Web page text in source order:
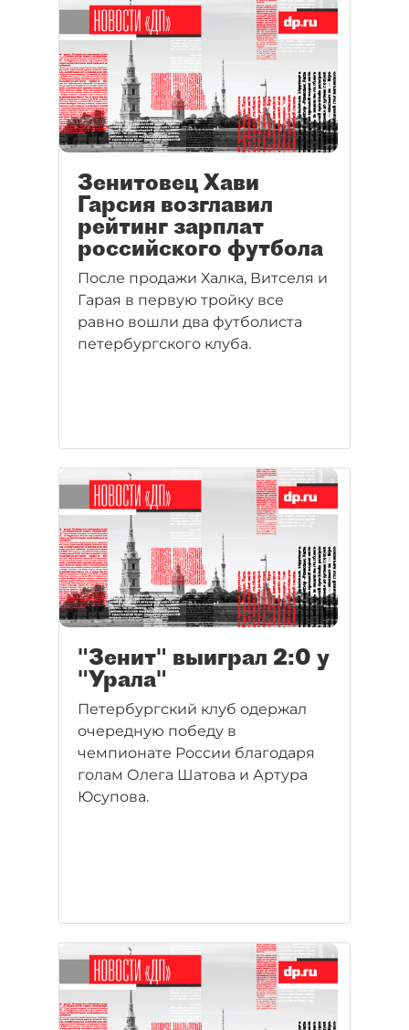
Зенитовец Хави
Гарсия возглавил
рейтинг зарплат
российского футбола
После продажи Халка, Витселя и
Гарая в первую тройку все
равно вошли два футболиста
петербургского клуба.
"Зенит" выиграл 2:0 у
"Урала"
Петербургский клуб одержал
очередную победу в
чемпионате России благодаря
голам Олега Шатова и Артура
Юсупова.